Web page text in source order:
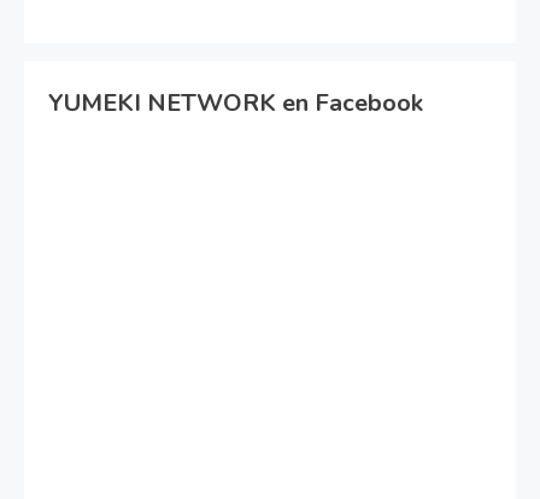
YUMEKI NETWORK en Facebook